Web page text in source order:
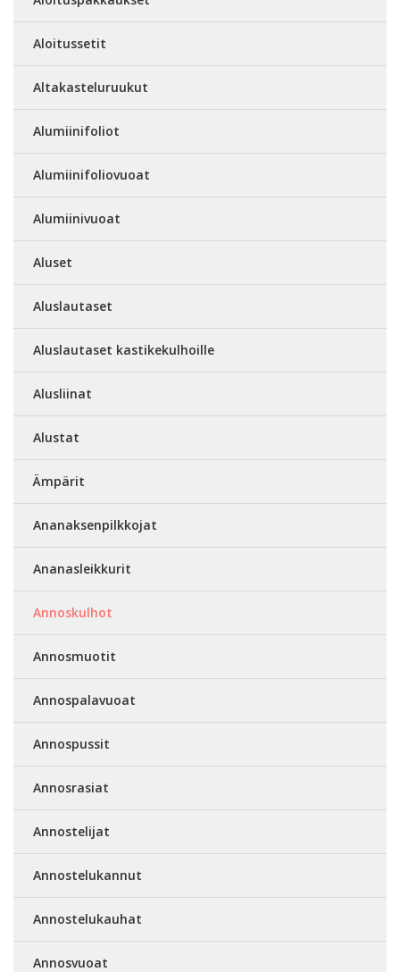
Aloitussetit
Altakasteluruukut
Alumiinifoliot
Alumiinifoliovuoat
Alumiinivuoat
Aluset
Aluslautaset
Aluslautaset kastikekulhoille
Alusliinat
Alustat
Ämpärit
Ananaksenpilkkojat
Ananasleikkurit
Annoskulhot
Annosmuotit
Annospalavuoat
Annospussit
Annosrasiat
Annostelijat
Annostelukannut
Annostelukauhat
Annosvuoat